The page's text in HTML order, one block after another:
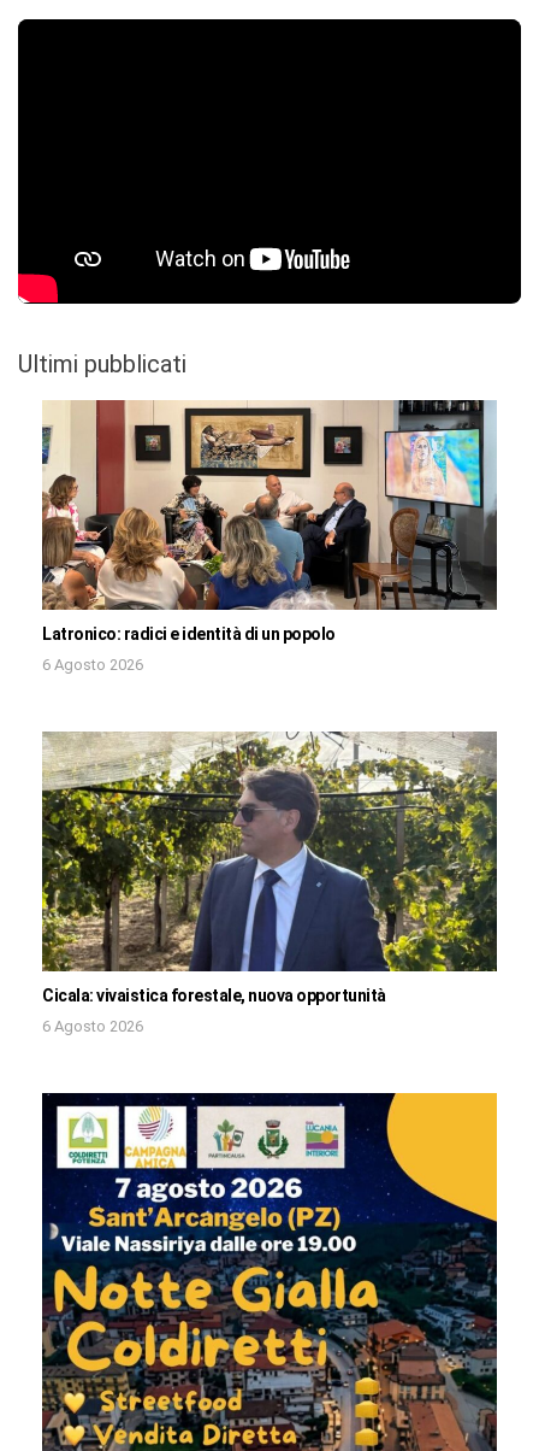
Ultimi pubblicati
Latronico: radici e identità di un popolo
6 Agosto 2026
Cicala: vivaistica forestale, nuova opportunità
6 Agosto 2026